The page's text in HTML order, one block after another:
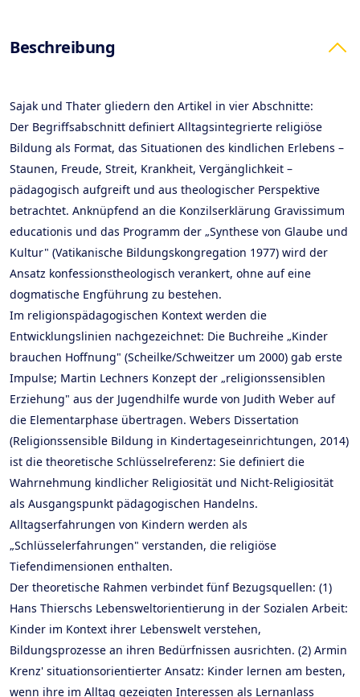
Products
Beschreibung
Sajak und Thater gliedern den Artikel in vier Abschnitte:
Der Begriffsabschnitt definiert Alltagsintegrierte religiöse
Bildung als Format, das Situationen des kindlichen Erlebens –
Staunen, Freude, Streit, Krankheit, Vergänglichkeit –
pädagogisch aufgreift und aus theologischer Perspektive
betrachtet. Anknüpfend an die Konzilserklärung Gravissimum
educationis und das Programm der „Synthese von Glaube und
Kultur" (Vatikanische Bildungskongregation 1977) wird der
Ansatz konfessionstheologisch verankert, ohne auf eine
dogmatische Engführung zu bestehen.
Im religionspädagogischen Kontext werden die
Entwicklungslinien nachgezeichnet: Die Buchreihe „Kinder
brauchen Hoffnung" (Scheilke/Schweitzer um 2000) gab erste
Impulse; Martin Lechners Konzept der „religionssensiblen
Erziehung" aus der Jugendhilfe wurde von Judith Weber auf
die Elementarphase übertragen. Webers Dissertation
(Religionssensible Bildung in Kindertageseinrichtungen, 2014)
ist die theoretische Schlüsselreferenz: Sie definiert die
Wahrnehmung kindlicher Religiosität und Nicht-Religiosität
als Ausgangspunkt pädagogischen Handelns.
Alltagserfahrungen von Kindern werden als
„Schlüsselerfahrungen" verstanden, die religiöse
Tiefendimensionen enthalten.
Der theoretische Rahmen verbindet fünf Bezugsquellen: (1)
Hans Thierschs Lebensweltorientierung in der Sozialen Arbeit:
Kinder im Kontext ihrer Lebenswelt verstehen,
Bildungsprozesse an ihren Bedürfnissen ausrichten. (2) Armin
Krenz' situationsorientierter Ansatz: Kinder lernen am besten,
wenn ihre im Alltag gezeigten Interessen als Lernanlass